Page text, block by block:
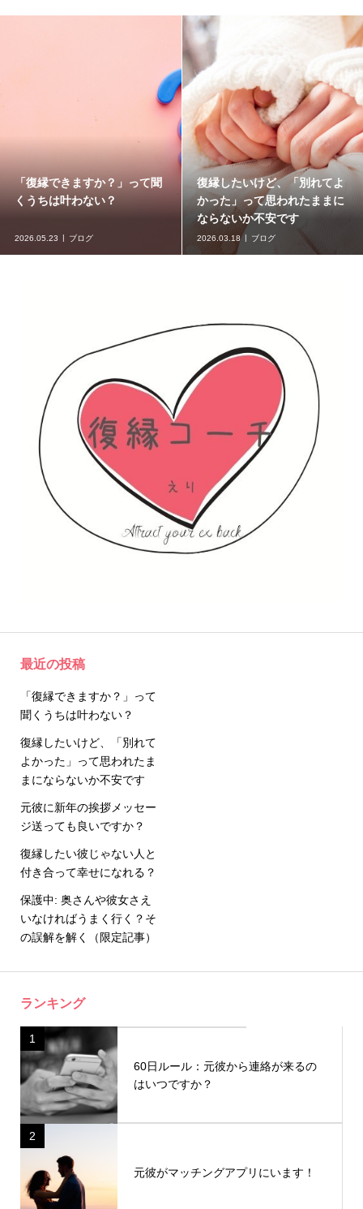
「復縁できますか？」って聞
くうちは叶わない？
2026.05.23 ブログ
復縁したいけど、「別れてよ
かった」って思われたままに
ならないか不安です
2026.03.18 ブログ
最近の投稿
「復縁できますか？」って
聞くうちは叶わない？
復縁したいけど、「別れて
よかった」って思われたま
まにならないか不安です
元彼に新年の挨拶メッセー
ジ送っても良いですか？
復縁したい彼じゃない人と
付き合って幸せになれる？
保護中: 奥さんや彼女さえ
いなければうまく行く？そ
の誤解を解く（限定記事）
ランキング
1
60日ルール：元彼から連絡が来るの
はいつですか？
2
元彼がマッチングアプリにいます！